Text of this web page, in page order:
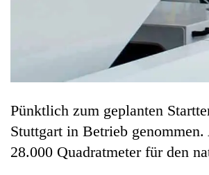
Pünktlich zum geplanten
Stuttgart in Betrieb
28.000 Quadratmeter für den